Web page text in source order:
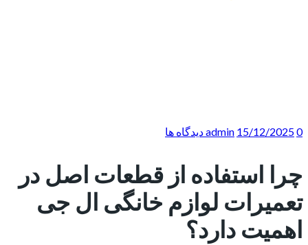
admin 15/12/20250 دیدگاه ها
چرا استفاده از قطعات اصل در
تعمیرات لوازم خانگی ال جی
اهمیت دارد؟